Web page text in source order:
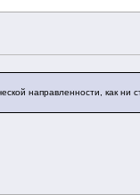
направленности, как ни